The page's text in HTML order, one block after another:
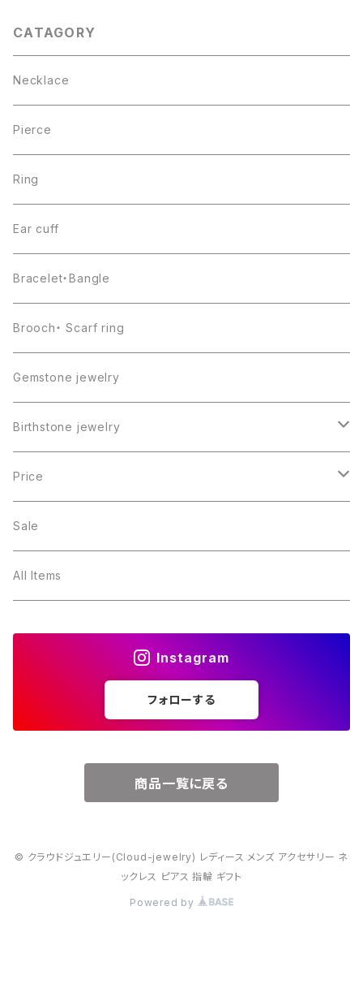
CATAGORY
Necklace
Pierce
Ring
Ear cuff
Bracelet・Bangle
Brooch・ Scarf ring
Gemstone jewelry
Birthstone jewelry
１月・ガーネット
２月・アメジスト
３月・アクアマリン
Price
～5000円
～10000円
Sale
All Items
Instagram
フォローする
商品一覧に戻る
© クラウドジュエリー(Cloud-jewelry) レディース メンズ アクセサリー ネ
ックレス ピアス 指輪 ギフト
Powered by